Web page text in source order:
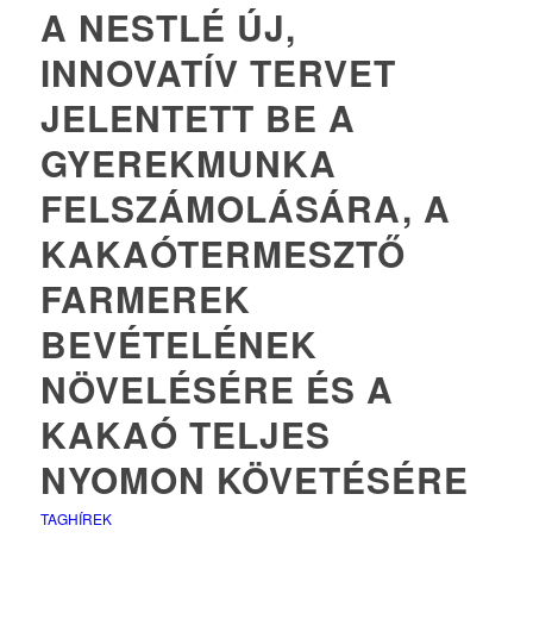
A NESTLÉ ÚJ,
INNOVATÍV TERVET
JELENTETT BE A
GYEREKMUNKA
FELSZÁMOLÁSÁRA, A
KAKAÓTERMESZTŐ
FARMEREK
BEVÉTELÉNEK
NÖVELÉSÉRE ÉS A
KAKAÓ TELJES
NYOMON KÖVETÉSÉRE
TAGHÍREK